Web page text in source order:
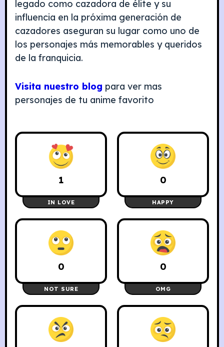
legado como cazadora de élite y su
influencia en la próxima generación de
cazadores aseguran su lugar como uno de
los personajes más memorables y queridos
de la franquicia.
Visita nuestro blog para ver mas
personajes de tu anime favorito
1
IN LOVE
0
HAPPY
0
NOT SURE
0
OMG